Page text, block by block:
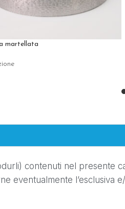
martellata
contenuti nel presente
eventualmente